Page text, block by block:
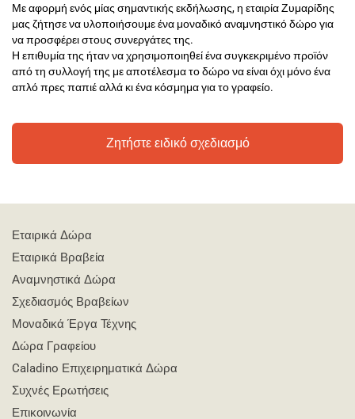
Με αφορμή ενός μίας σημαντικής εκδήλωσης, η εταιρία Ζυμαρίδης
μας ζήτησε να υλοποιήσουμε ένα μοναδικό αναμνηστικό δώρο για
να προσφέρει στους συνεργάτες της.
Η επιθυμία της ήταν να χρησιμοποιηθεί ένα συγκεκριμένο προϊόν
από τη συλλογή της με αποτέλεσμα το δώρο να είναι όχι μόνο ένα
απλό πρες παπιέ αλλά κι ένα κόσμημα για το γραφείο.
Ζητήστε ειδικό σχεδιασμό
Εταιρικά Δώρα
Εταιρικά Βραβεία
Αναμνηστικά Δώρα
Σχεδιασμός Βραβείων
Μοναδικά Έργα Τέχνης
Δώρα Γραφείου
Caladino Επιχειρηματικά Δώρα
Συχνές Ερωτήσεις
Επικοινωνία